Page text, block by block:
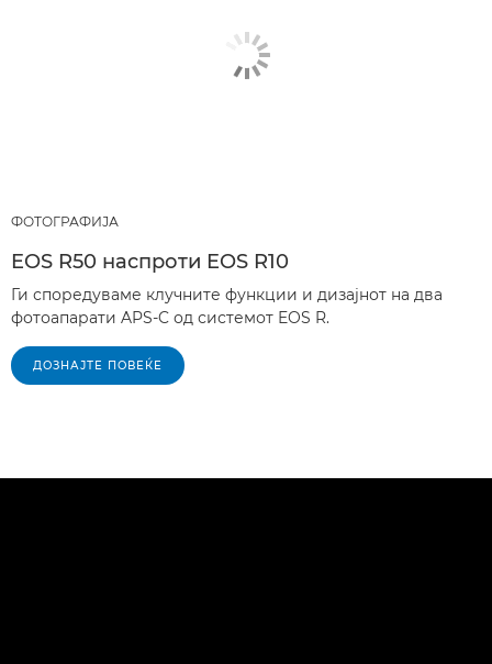
ФОТОГРАФИЈА
EOS R50 наспроти EOS R10
Ги споредуваме клучните функции и дизајнот на два
фотоапарати APS-C од системот EOS R.
ДОЗНАЈТЕ ПОВЕЌЕ